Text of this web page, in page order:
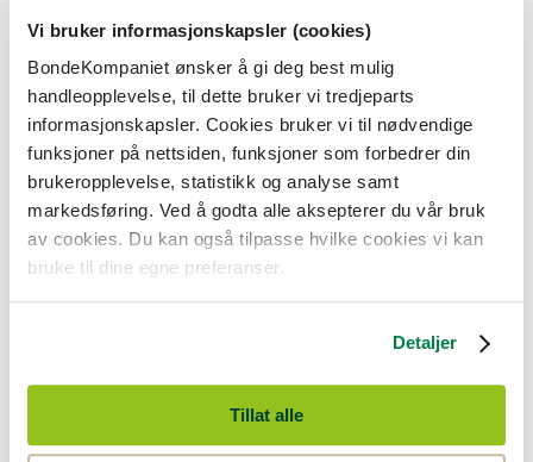
Vi bruker informasjonskapsler (cookies)
BondeKompaniet ønsker å gi deg best mulig
handleopplevelse, til dette bruker vi tredjeparts
informasjonskapsler. Cookies bruker vi til nødvendige
funksjoner på nettsiden, funksjoner som forbedrer din
brukeropplevelse, statistikk og analyse samt
markedsføring. Ved å godta alle aksepterer du vår bruk
av cookies. Du kan også tilpasse hvilke cookies vi kan
bruke til dine egne preferanser.
Detaljer
Tillat alle
BondeKompaniet
Våre butikker
Presse
Ledige stillinger
Bonde og bedriftskunde
BondeKompaniet erFelleskjøpet Rogaland Agdersitt butikkonsept
BondeKompaniet har det du trenger av praktisk utstyr, reparasjon og
gode råd innenfor hus og hage, fritid, kjæledyr og landbruk.
Nyhetsbrev!Meld deg på vårtnyhetsbrev.